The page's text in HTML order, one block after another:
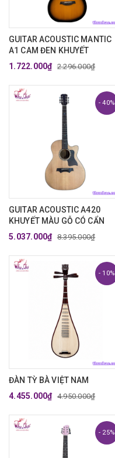
GUITAR ACOUSTIC MANTIC
A1 CAM ĐEN KHUYẾT
1.722.000₫ 2.296.000₫
- 40%
GUITAR ACOUSTIC A420
KHUYẾT MÀU GỖ CÓ CẨN
5.037.000₫ 8.395.000₫
- 10%
ĐÀN TỲ BÀ VIỆT NAM
4.455.000₫ 4.950.000₫
- 25%